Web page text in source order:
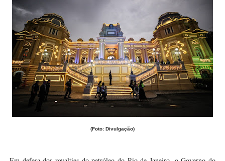
(Foto: Divulgação)